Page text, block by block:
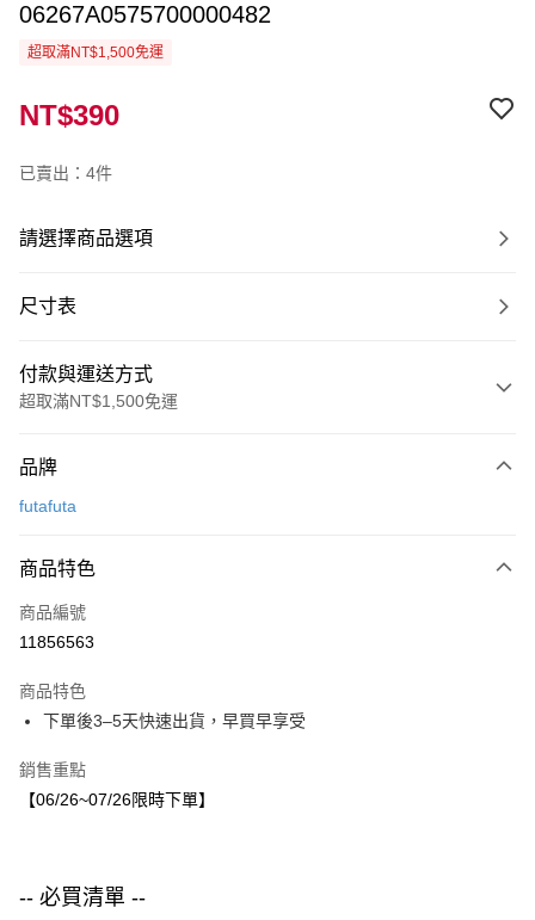
06267A0575700000482
超取滿NT$1,500免運
NT$390
已賣出：4件
請選擇商品選項
尺寸表
付款與運送方式
超取滿NT$1,500免運
信用卡一次付款
Apple Pay
街口支付
運送方式
每筆NT$80，滿NT$1,500(含以上)免運費
宅配
品牌
futafuta
商品特色
商品編號
11856563
商品特色
下單後3–5天快速出貨，早買早享受
銷售重點
【06/26~07/26限時下單】
-- 必買清單 --